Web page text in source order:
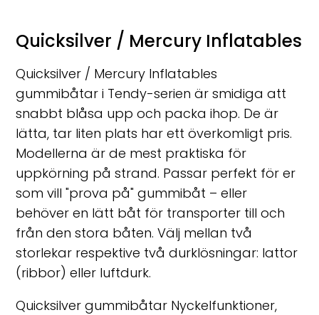
Quicksilver / Mercury Inflatables
Quicksilver / Mercury Inflatables
gummibåtar i Tendy-serien är smidiga att
snabbt blåsa upp och packa ihop. De är
lätta, tar liten plats har ett överkomligt pris.
Modellerna är de mest praktiska för
uppkörning på strand. Passar perfekt för er
som vill "prova på" gummibåt – eller
behöver en lätt båt för transporter till och
från den stora båten. Välj mellan två
storlekar respektive två durklösningar: lattor
(ribbor) eller luftdurk.
Quicksilver gummibåtar Nyckelfunktioner,